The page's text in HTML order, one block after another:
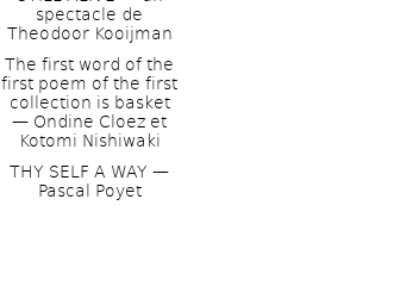
spectacle de
Theodoor Kooijman
The first word of the
first poem of the first
collection is basket
— Ondine Cloez et
Kotomi Nishiwaki
THY SELF A WAY —
Pascal Poyet